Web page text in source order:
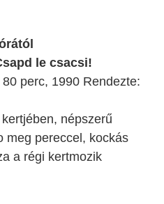
le csacsi!
perc, 1990 Rendezte:
népszerű
meg pereccel, kockás
a régi kertmozik